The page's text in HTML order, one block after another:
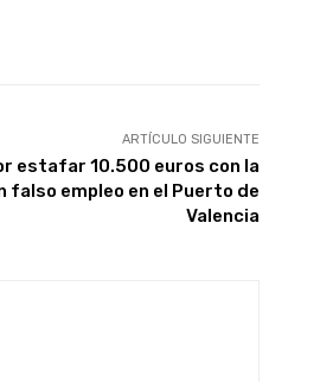
ARTÍCULO SIGUIENTE
estafar 10.500 euros con la
falso empleo en el Puerto de
Valencia